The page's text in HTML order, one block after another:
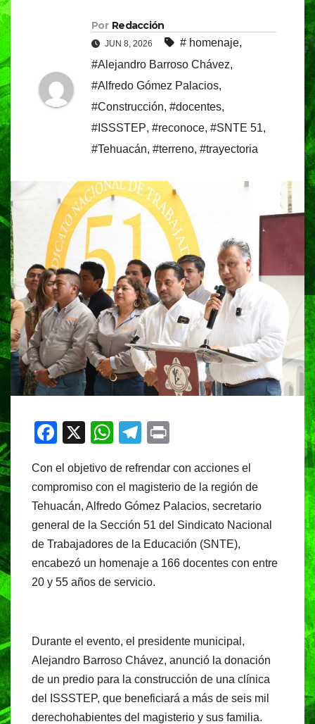
Por Redacción
JUN 8, 2026 # homenaje,
#Alejandro Barroso Chávez,
#Alfredo Gómez Palacios,
#Construcción, #docentes,
#ISSSTEP, #reconoce, #SNTE 51,
#Tehuacán, #terreno, #trayectoria
F
c
e
b
o
o
k
X
W
at
s
A
p
p
T
e
gr
a
m
t
Con el objetivo de refrendar con acciones el
compromiso con el magisterio de la región de
Tehuacán, Alfredo Gómez Palacios, secretario
general de la Sección 51 del Sindicato Nacional
de Trabajadores de la Educación (SNTE),
encabezó un homenaje a 166 docentes con entre
20 y 55 años de servicio.
Durante el evento, el presidente municipal,
Alejandro Barroso Chávez, anunció la donación
de un predio para la construcción de una clínica
del ISSSTEP, que beneficiará a más de seis mil
derechohabientes del magisterio y sus familia.